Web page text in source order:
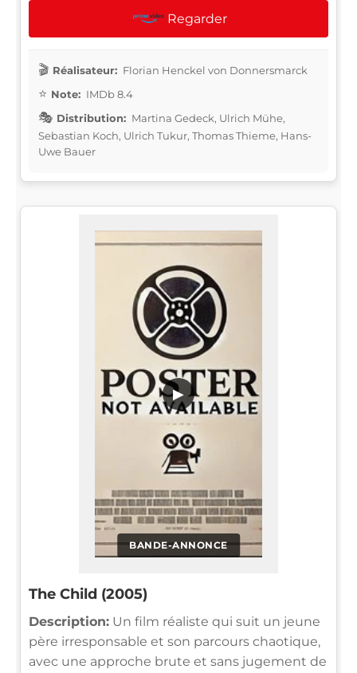
Regarder
Réalisateur: Florian Henckel von Donnersmarck
Note: IMDb 8.4
Distribution: Martina Gedeck, Ulrich Mühe,
Sebastian Koch, Ulrich Tukur, Thomas Thieme, Hans-
Uwe Bauer
BANDE-ANNONCE
▶
The Child (2005)
Description: Un film réaliste qui suit un jeune
père irresponsable et son parcours chaotique,
avec une approche brute et sans jugement de